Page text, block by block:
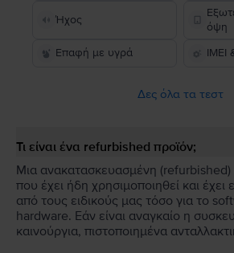
Ήχος
όψη
Επαφή με υγρά
IMEI
Δες όλα τα τεστ
Τι είναι ένα refurbished προϊόν;
Μια ανακατασκευασμένη (refurbished)
που έχει ήδη χρησιμοποιηθεί και έχει
από τους ειδικούς μας τόσο για το
hardware. Εάν είναι αναγκαίο η
καινούργια, πιστοποιημένα